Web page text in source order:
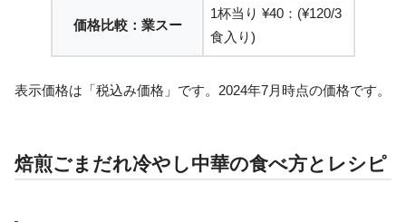
価格比較：業スー
1杯当り ¥40：(¥120/3
食入り)
表示価格は「税込み価格」です。2024年7月時点の価格です。
焙煎ごまだれ冷やし中華の食べ方とレシピ